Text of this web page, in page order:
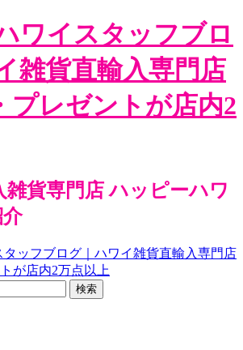
ワイスタッフブロ
雑貨直輸入専門店
プレゼントが店内2
貨専門店 ハッピーハワ